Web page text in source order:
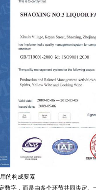
的构成要素
数字，而是由多个环节共同决定。